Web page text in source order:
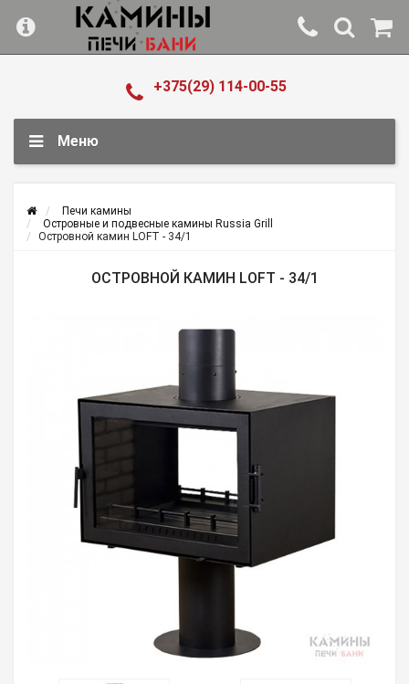
+375(29) 114-00-55
Меню
Печи камины
Островные и подвесные камины Russia Grill
Островной камин LOFT - 34/1
ОСТРОВНОЙ КАМИН LOFT - 34/1